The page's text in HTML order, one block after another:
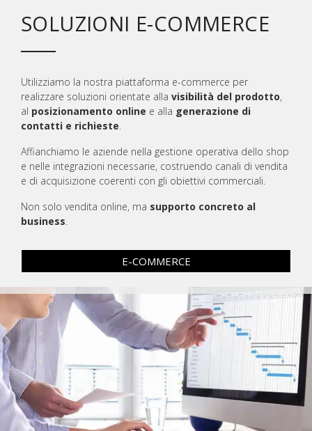
SOLUZIONI E-COMMERCE
Utilizziamo la nostra piattaforma e-commerce per
realizzare soluzioni orientate alla visibilità del prodotto,
al posizionamento online e alla generazione di
contatti e richieste.
Affianchiamo le aziende nella gestione operativa dello shop
e nelle integrazioni necessarie, costruendo canali di vendita
e di acquisizione coerenti con gli obiettivi commerciali.
Non solo vendita online, ma supporto concreto al
business.
E-COMMERCE